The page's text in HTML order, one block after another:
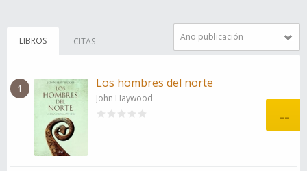
LIBROS CITAS Año publicación
1 Los hombres del norte
John Haywood
--